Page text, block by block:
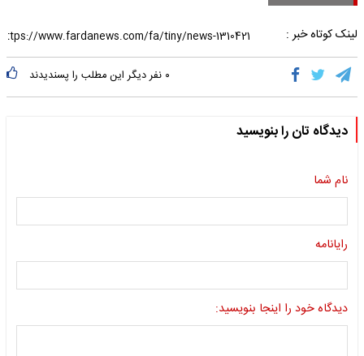
لینک کوتاه خبر :
۰ نفر دیگر این مطلب را پسندیدند
دیدگاه تان را بنویسید
نام شما
رایانامه
دیدگاه خود را اینجا بنویسید: